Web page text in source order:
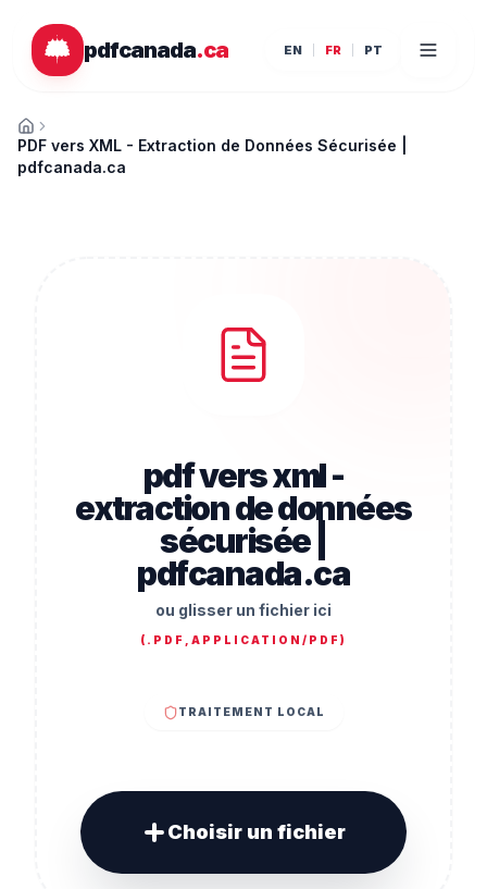
pdfcanada.ca EN FR PT
Accueil
PDF vers XML - Extraction de Données Sécurisée |
pdfcanada.ca
pdf vers xml -
extraction de données
sécurisée |
pdfcanada.ca
ou glisser un fichier ici
( .PDF,APPLICATION/PDF )
TRAITEMENT LOCAL
Choisir un fichier